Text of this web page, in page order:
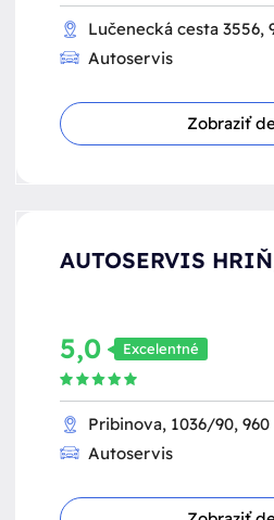
Lučenecká cesta 3556,
Autoservis
Zobraziť
AUTOSERVIS
5,0 Excelentné
Pribinova, 1036/90,
Autoservis